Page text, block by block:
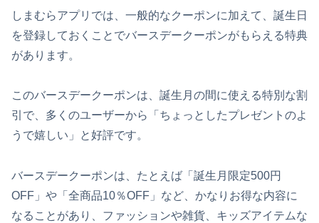
しまむらアプリでは、一般的なクーポンに加えて、誕生日
を登録しておくことでバースデークーポンがもらえる特典
があります。
このバースデークーポンは、誕生月の間に使える特別な割
引で、多くのユーザーから「ちょっとしたプレゼントのよ
うで嬉しい」と好評です。
バースデークーポンは、たとえば「誕生月限定500円
OFF」や「全商品10％OFF」など、かなりお得な内容に
なることがあり、ファッションや雑貨、キッズアイテムな